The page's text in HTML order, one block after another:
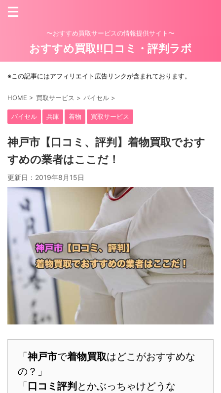
〜おすすめ買取サービスの情報提供サイト〜
おすすめ買取!!口コミ・評判ラボ
※この記事にはアフィリエイト広告リンクが含まれております。
HOME > 買取サービス > バイセル >
バイセル 兵庫 着物 買取サービス
神戸市【口コミ、評判】着物買取でおす
すめの業者はここだ！
更新日： 2019年8月15日
「神戸市で着物買取はどこがおすすめな
の？」
「口コミ評判 とかぶっちゃけどうな